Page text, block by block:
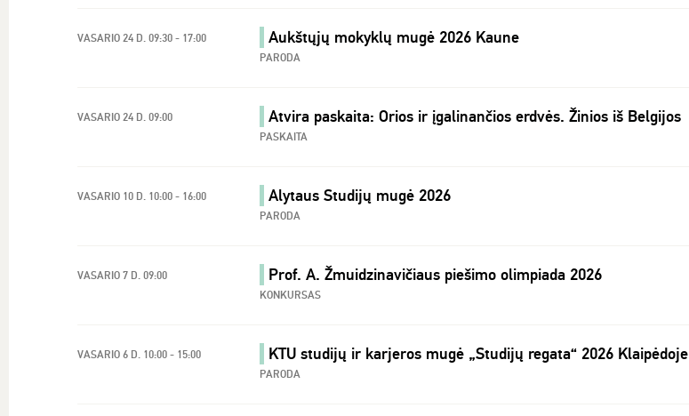
VASARIO 24 D. 09:30 - 17:00 Aukštųjų mokyklų mugė 2026 Kaune
PARODA
VASARIO 24 D. 09:00 Atvira paskaita: Orios ir įgalinančios erdvės. Žinios iš Belgijos
PASKAITA
VASARIO 10 D. 10:00 - 16:00 Alytaus Studijų mugė 2026
PARODA
VASARIO 7 D. 09:00 Prof. A. Žmuidzinavičiaus piešimo olimpiada 2026
KONKURSAS
VASARIO 6 D. 10:00 - 15:00 KTU studijų ir karjeros mugė „Studijų regata“ 2026 Klaipėdoje
PARODA